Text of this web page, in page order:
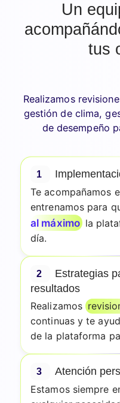
Un
tus
Realizamos
gestión de clima,
de desempeño
1
Te acompañamos
entrenamos para
al máximola
día.
2
Estrategias
resultados
Realizamos
continuas y te
de la plataforma
3
Atención
Estamos siempre